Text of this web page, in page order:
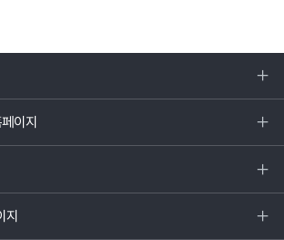
이지
지